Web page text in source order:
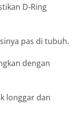
D-Ring
pas di tubuh.
dengan
longgar dan